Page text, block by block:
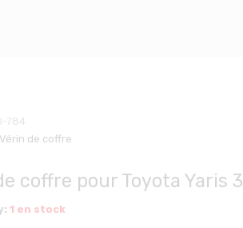
784
Vérin de coffre
coffre pour Toyota Yaris 3
1 en stock